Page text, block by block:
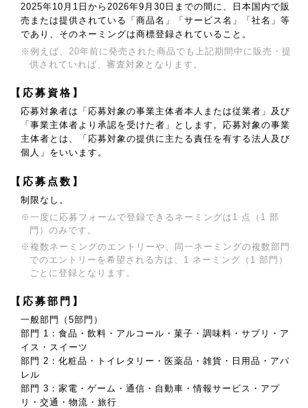
2025年10月1日から2026年9月30日までの間に、日本国内で販
売または提供されている 「商品名」「サービス名」「社名」等
であり、そのネーミングは商標登録されていること。
※例えば、20年前に発売された商品でも上記期間中に販売・提
供されていれば、審査対象となります。
【応募資格】
応募対象者は「応募対象の事業主体者本人または従業者」及び
「事業主体者より承認を受けた者」とします。 応募対象の事業
主体者とは、「応募対象の提供に主たる責任を有する法人及び
個人」をいいます。
【応募点数】
制限なし。
※一度に応募フォームで登録できるネーミングは1 点（1 部
門）のみです。
※複数ネーミングのエントリーや、同一ネーミングの複数部門
でのエントリーを希望される方は、 1 ネーミング（1 部門）
ごとに登録となります。
【応募部門】
一般部門（5部門）
部門 1：食品・飲料・アルコール・菓子・調味料・サプリ・ア
イス・スイーツ
部門 2：化粧品・トイレタリー・医薬品・雑貨・日用品・アパ
レル
部門 3：家電・ゲーム・通信・自動車・情報サービス・アプ
リ・交通・物流・旅行